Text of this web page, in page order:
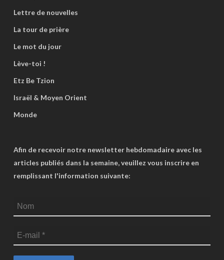
Lettre de nouvelles
La tour de prière
Le mot du jour
Lève-toi !
Etz Be Tzion
Israël & Moyen Orient
Monde
Afin de recevoir notre newsletter hebdomadaire avec les
articles publiés dans la semaine, veuillez vous inscrire en
remplissant l'information suivante: